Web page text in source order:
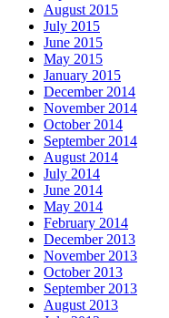
August 2015
July 2015
June 2015
May 2015
January 2015
December 2014
November 2014
October 2014
September 2014
August 2014
July 2014
June 2014
May 2014
February 2014
December 2013
November 2013
October 2013
September 2013
August 2013